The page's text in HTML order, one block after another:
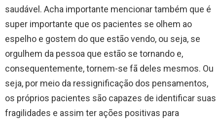
saudável. Acha importante mencionar também que é
super importante que os pacientes se olhem ao
espelho e gostem do que estão vendo, ou seja, se
orgulhem da pessoa que estão se tornando e,
consequentemente, tornem-se fã deles mesmos. Ou
seja, por meio da ressignificação dos pensamentos,
os próprios pacientes são capazes de identificar suas
fragilidades e assim ter ações positivas para